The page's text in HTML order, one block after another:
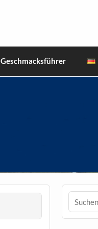
Geschmacksführer